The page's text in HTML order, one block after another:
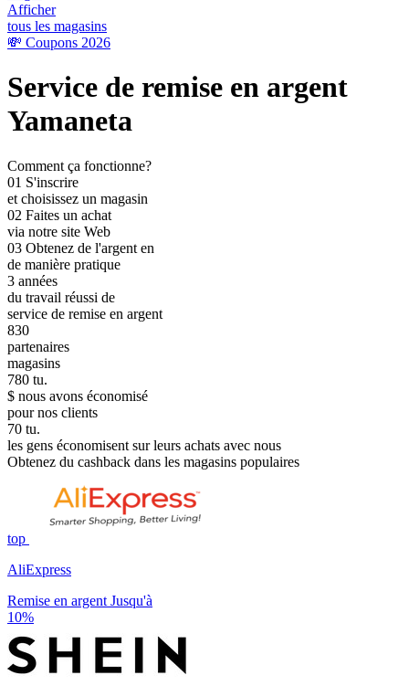
Afficher
tous les magasins
💸 Coupons 2026
Service de remise en argent
Yamaneta
Comment ça fonctionne?
01 S'inscrire
et choisissez un magasin
02 Faites un achat
via notre site Web
03 Obtenez de l'argent en
de manière pratique
3 années
du travail réussi de
service de remise en argent
830
partenaires
magasins
780 tu.
$ nous avons économisé
pour nos clients
70 tu.
les gens économisent sur leurs achats avec nous
Obtenez du cashback dans les magasins populaires
top
AliExpress
Remise en argent Jusqu'à
10%